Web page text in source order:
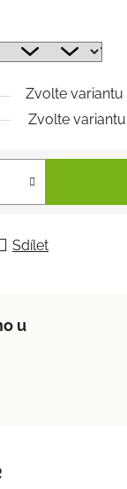
Zvolte variantu
Zvolte variantu
Sdílet
u